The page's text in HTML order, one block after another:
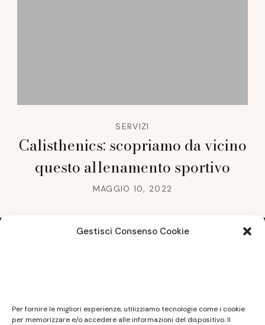
Gestisci Consenso Cookie
Per fornire le migliori esperienze, utilizziamo tecnologie come i cookie
per memorizzare e/o accedere alle informazioni del dispositivo. Il
SERVIZI
Calisthenics: scopriamo da vicino
questo allenamento sportivo
MAGGIO 10, 2022
non ha carattere periodico essendo aggiornato